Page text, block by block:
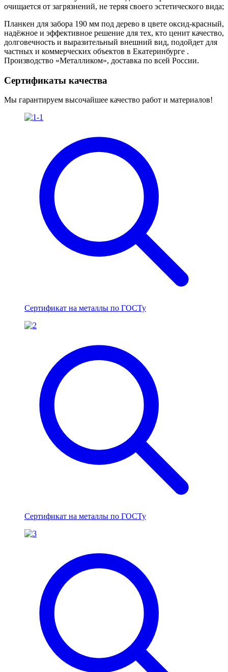
очищается от загрязнений, не теряя своего эстетического вида;
Планкен для забора 190 мм под дерево в цвете оксид-красный,
надёжное и эффективное решение для тех, кто ценит качество,
долговечность и выразительный внешний вид, подойдет для
частных и коммерческих объектов в Екатеринбурге .
Производство «Металликом», доставка по всей России.
Сертификаты качества
Мы гарантируем высочайшее качество работ и материалов!
Сертификат на металлы по ГОСТу
Сертификат на металлы по ГОСТу